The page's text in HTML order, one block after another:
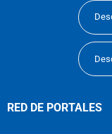
RED DE PORTALES